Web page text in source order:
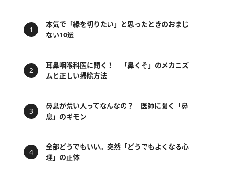
本気で「縁を切りたい」と思ったときのおまじ
ない10選
耳鼻咽喉科医に聞く！ 「鼻くそ」のメカニズ
ムと正しい掃除方法
鼻息が荒い人ってなんなの？ 医師に聞く「鼻
息」のギモン
全部どうでもいい。突然「どうでもよくなる心
理」の正体